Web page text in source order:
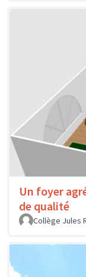
Un foyer
de qualité
Collège Jules